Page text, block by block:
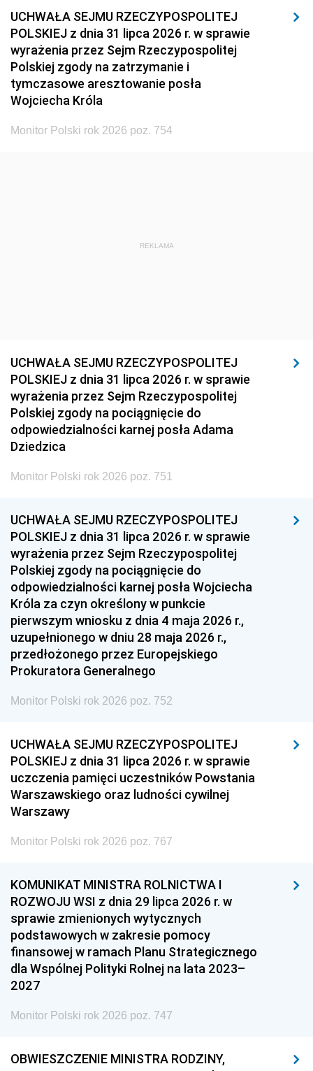
UCHWAŁA SEJMU RZECZYPOSPOLITEJ
POLSKIEJ z dnia 31 lipca 2026 r. w sprawie
wyrażenia przez Sejm Rzeczypospolitej
Polskiej zgody na zatrzymanie i
tymczasowe aresztowanie posła
Wojciecha Króla
Monitor Polski rok 2026 poz. 754
REKLAMA
UCHWAŁA SEJMU RZECZYPOSPOLITEJ
POLSKIEJ z dnia 31 lipca 2026 r. w sprawie
wyrażenia przez Sejm Rzeczypospolitej
Polskiej zgody na pociągnięcie do
odpowiedzialności karnej posła Adama
Dziedzica
Monitor Polski rok 2026 poz. 751
UCHWAŁA SEJMU RZECZYPOSPOLITEJ
POLSKIEJ z dnia 31 lipca 2026 r. w sprawie
wyrażenia przez Sejm Rzeczypospolitej
Polskiej zgody na pociągnięcie do
odpowiedzialności karnej posła Wojciecha
Króla za czyn określony w punkcie
pierwszym wniosku z dnia 4 maja 2026 r.,
uzupełnionego w dniu 28 maja 2026 r.,
przedłożonego przez Europejskiego
Prokuratora Generalnego
Monitor Polski rok 2026 poz. 752
UCHWAŁA SEJMU RZECZYPOSPOLITEJ
POLSKIEJ z dnia 31 lipca 2026 r. w sprawie
uczczenia pamięci uczestników Powstania
Warszawskiego oraz ludności cywilnej
Warszawy
Monitor Polski rok 2026 poz. 767
KOMUNIKAT MINISTRA ROLNICTWA I
ROZWOJU WSI z dnia 29 lipca 2026 r. w
sprawie zmienionych wytycznych
podstawowych w zakresie pomocy
finansowej w ramach Planu Strategicznego
dla Wspólnej Polityki Rolnej na lata 2023–
2027
Monitor Polski rok 2026 poz. 747
OBWIESZCZENIE MINISTRA RODZINY,